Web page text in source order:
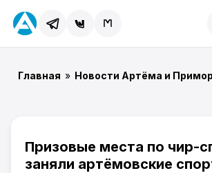
Главная » Новости Артёма и
Призовые места по чир-
заняли артёмовские